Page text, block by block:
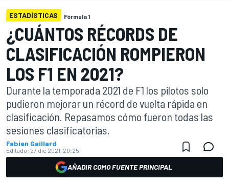
ESTADÍSTICAS Fórmula 1
¿CUÁNTOS RÉCORDS DE
CLASIFICACIÓN ROMPIERON
LOS F1 EN 2021?
Durante la temporada 2021 de F1 los pilotos solo
pudieron mejorar un récord de vuelta rápida en
clasificación. Repasamos cómo fueron todas las
sesiones clasificatorias.
Fabien Gaillard
Editado: 27 dic 2021, 20:25
AÑADIR COMO FUENTE PRINCIPAL